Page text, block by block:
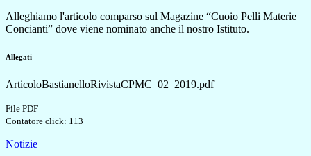
Alleghiamo l'articolo comparso sul Magazine “Cuoio Pelli Materie
Concianti” dove viene nominato anche il nostro Istituto.
Allegati
ArticoloBastianelloRivistaCPMC_02_2019.pdf
File PDF
Contatore click: 113
Notizie